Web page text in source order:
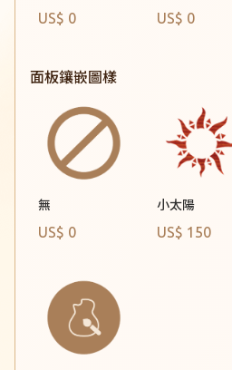
US$ 0 US$ 0
面板鑲嵌圖樣
無
US$ 0
小太陽
US$ 150